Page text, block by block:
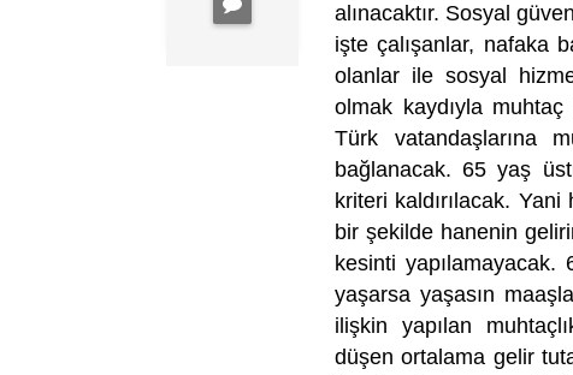
alınacaktır. Sosyal
işte çalışanlar, nafaka
olanlar ile sosyal
olmak kaydıyla
Türk vatandaşlarına
bağlanacak. 65 yaş
kriteri kaldırılacak.
bir şekilde hanenin
kesinti yapılamayacak.
yaşarsa yaşasın
ilişkin yapılan
düşen ortalama gelir